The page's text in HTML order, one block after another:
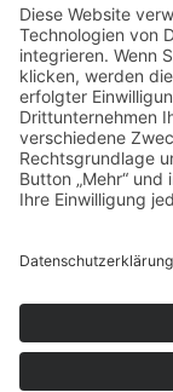
JETZT SPENDEN